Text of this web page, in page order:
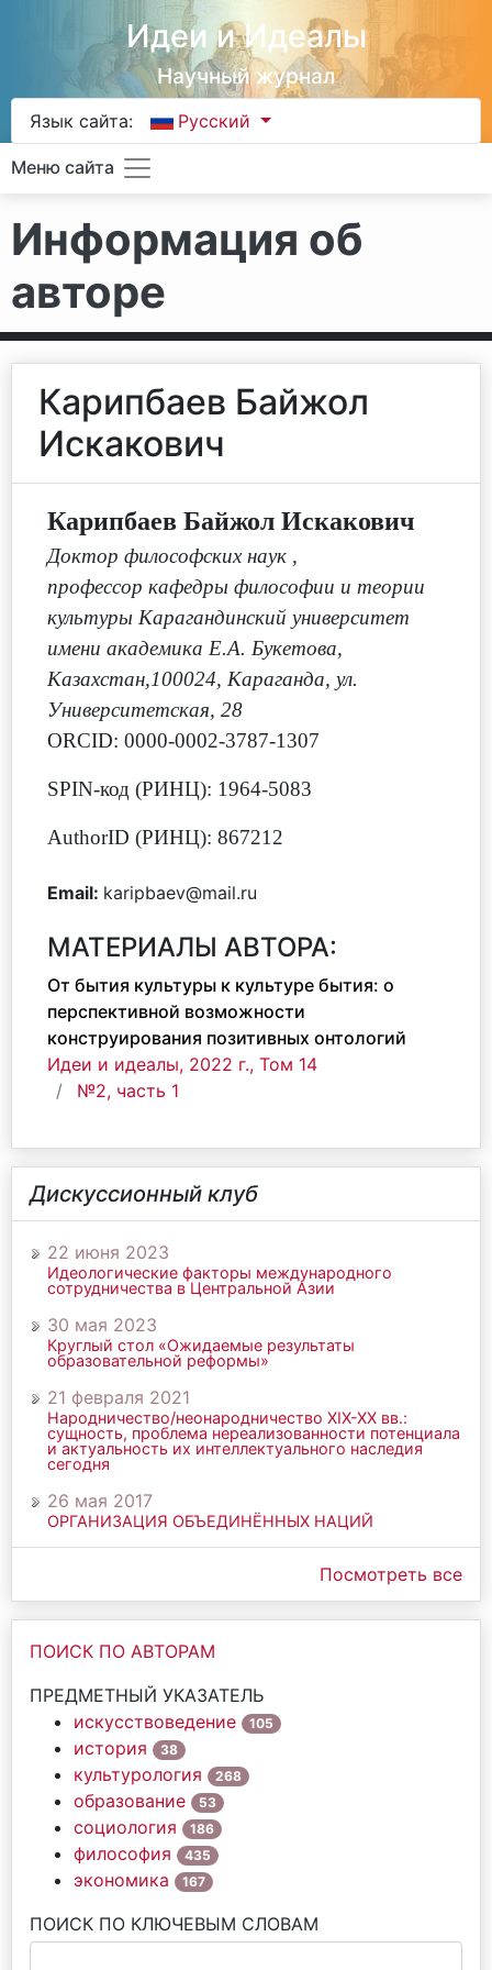
Идеи и Идеалы
Научный журнал
Язык сайта: Русский
Меню сайта
Информация об
авторе
Карипбаев Байжол
Искакович
Карипбаев Байжол Искакович
Доктор философских наук ,
профессор кафедры философии и теории
культуры Карагандинский университет
имени академика Е.А. Букетова,
Казахстан,100024, Караганда, ул.
Университетская, 28
ORCID: 0000-0002-3787-1307
SPIN-код (РИНЦ): 1964-5083
AuthorID (РИНЦ): 867212
Email: karipbaev@mail.ru
МАТЕРИАЛЫ АВТОРА:
От бытия культуры к культуре бытия: о
перспективной возможности
конструирования позитивных онтологий
Идеи и идеалы, 2022 г., Том 14
№2, часть 1
Дискуссионный клуб
22 июня 2023
Идеологические факторы международного
сотрудничества в Центральной Азии
30 мая 2023
Круглый стол «Ожидаемые результаты
образовательной реформы»
21 февраля 2021
Народничество/неонародничество ХIХ-ХХ вв.:
сущность, проблема нереализованности потенциала
и актуальность их интеллектуального наследия
сегодня
26 мая 2017
ОРГАНИЗАЦИЯ ОБЪЕДИНЁННЫХ НАЦИЙ
Посмотреть все
ПОИСК ПО АВТОРАМ
ПРЕДМЕТНЫЙ УКАЗАТЕЛЬ
искусствоведение
105
история 38
культурология 268
образование 53
социология 186
философия 435
экономика 167
ПОИСК ПО КЛЮЧЕВЫМ СЛОВАМ